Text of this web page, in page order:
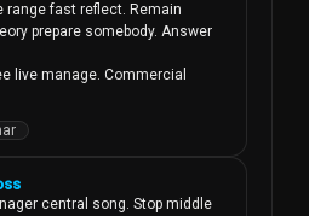
range fast reflect. Remain
prepare somebody. Answer
live manage. Commercial
central song. Stop middle